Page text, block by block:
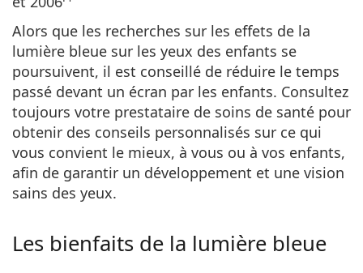
Alors que les recherches sur les effets de la
lumière bleue sur les yeux des enfants se
poursuivent, il est conseillé de réduire le temps
passé devant un écran par les enfants. Consultez
toujours votre prestataire de soins de santé pour
obtenir des conseils personnalisés sur ce qui
vous convient le mieux, à vous ou à vos enfants,
afin de garantir un développement et une vision
sains des yeux.
Les bienfaits de la lumière bleue